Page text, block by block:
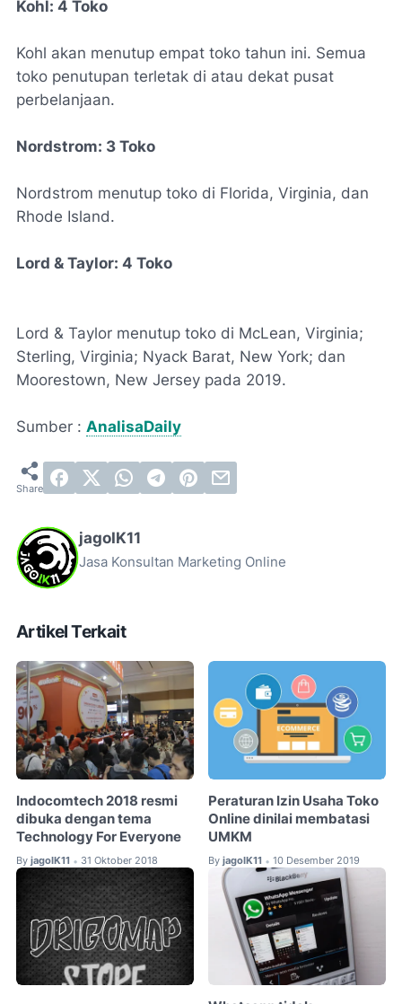
Kohl: 4 Toko
Kohl akan menutup empat toko tahun ini. Semua
toko penutupan terletak di atau dekat pusat
perbelanjaan.
Nordstrom: 3 Toko
Nordstrom menutup toko di Florida, Virginia, dan
Rhode Island.
Lord & Taylor: 4 Toko
Lord & Taylor menutup toko di McLean, Virginia;
Sterling, Virginia; Nyack Barat, New York; dan
Moorestown, New Jersey pada 2019.
Sumber : AnalisaDaily
jagoIK11
Jasa Konsultan Marketing Online
Artikel Terkait
Indocomtech 2018 resmi
dibuka dengan tema
Technology For Everyone
By jagoIK11 • 31 Oktober 2018
Peraturan Izin Usaha Toko
Online dinilai membatasi
UMKM
By jagoIK11 • 10 Desember 2019